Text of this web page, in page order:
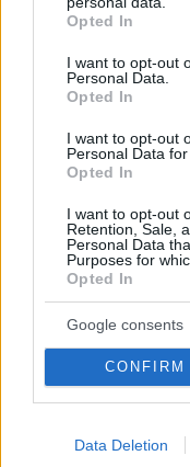
grant or deny
use your data for
consent section.
Opted In
I want to opt-out
Personal Data.
Opted In
I want to opt-out
Personal Data
Opted In
I want to opt-out
Retention, Sale,
Personal Data
Purposes for
Opted In
Google consents
CONFIRM
Data Deletion